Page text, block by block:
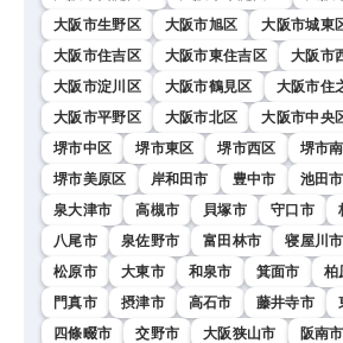
大阪市生野区
大阪市旭区 大阪市城東
大阪市住吉区
大阪市東住吉区
大阪市
大阪市淀川区
大阪市鶴見区
大阪市住
大阪市平野区
大阪市北区 大阪市中央
堺市中区
堺市東区 堺市西区 堺市
堺市美原区
岸和田市 豊中市 池田市
泉大津市
高槻市 貝塚市 守口市
八尾市
泉佐野市 富田林市 寝屋川市
松原市
大東市 和泉市 箕面市 柏
門真市
摂津市 高石市 藤井寺市
四條畷市
交野市 大阪狭山市 阪南市